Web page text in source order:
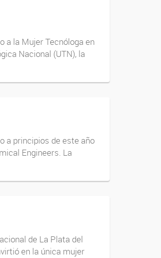
a la Mujer Tecnóloga en
Nacional (UTN), la
a principios de este año
Engineers. La
de La Plata del
en la única mujer